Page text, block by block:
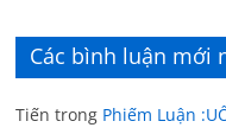
Các bình luận mới
Tiến trong Phiếm Luận